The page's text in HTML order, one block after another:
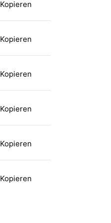
Kopieren
Kopieren
Kopieren
Kopieren
Kopieren
Kopieren